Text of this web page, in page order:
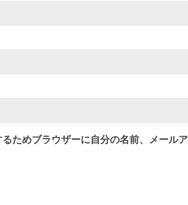
ためブラウザーに自分の名前、メール